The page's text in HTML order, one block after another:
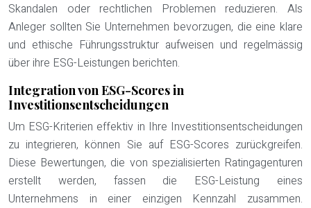
Skandalen oder rechtlichen Problemen reduzieren. Als
Anleger sollten Sie Unternehmen bevorzugen, die eine klare
und ethische Führungsstruktur aufweisen und regelmässig
über ihre ESG-Leistungen berichten.
Integration von ESG-Scores in
Investitionsentscheidungen
Um ESG-Kriterien effektiv in Ihre Investitionsentscheidungen
zu integrieren, können Sie auf ESG-Scores zurückgreifen.
Diese Bewertungen, die von spezialisierten Ratingagenturen
erstellt werden, fassen die ESG-Leistung eines
Unternehmens in einer einzigen Kennzahl zusammen.